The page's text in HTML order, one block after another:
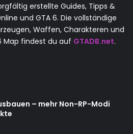
erstellte Guides, Tipps &
und GTA 6. Die vollständige
Waffen, Charakteren und
Map findest du auf GTADB.net.
– mehr Non-RP-Modi